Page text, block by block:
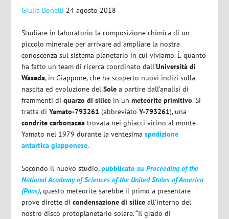
Giulia Bonelli 24 agosto 2018
Studiare in laboratorio la composizione chimica di un
piccolo minerale per arrivare ad ampliare la nostra
conoscenza sul sistema planetario in cui viviamo. È quanto
ha fatto un team di ricerca coordinato dall’Università di
Waseda, in Giappone, che ha scoperto nuovi indizi sulla
nascita ed evoluzione delSole a partire dall’analisi di
frammenti diquarzo di silice in unmeteorite primitivo. Si
tratta diYamato-793261 (abbreviatoY-793261), una
condrite carbonacea trovata nei ghiacci vicino al monte
Yamato nel 1979 durante la ventesimaspedizione
antartica giapponese.
Secondo il nuovo studio,pubblicato suProceeding of the
National Academy of Sciences of the United States of America
(Pnas), questo meteorite sarebbe il primo a presentare
prove dirette dicondensazione di silice all’interno del
nostro disco protoplanetario solare. “Il grado di